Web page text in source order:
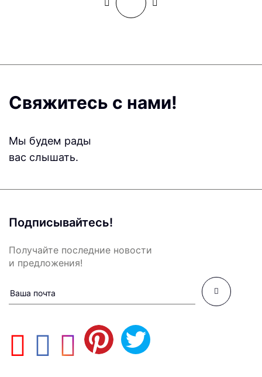
Свяжитесь с нами!
Мы будем рады
вас слышать.
Подписывайтесь!
Получайте последние новости
и предложения!